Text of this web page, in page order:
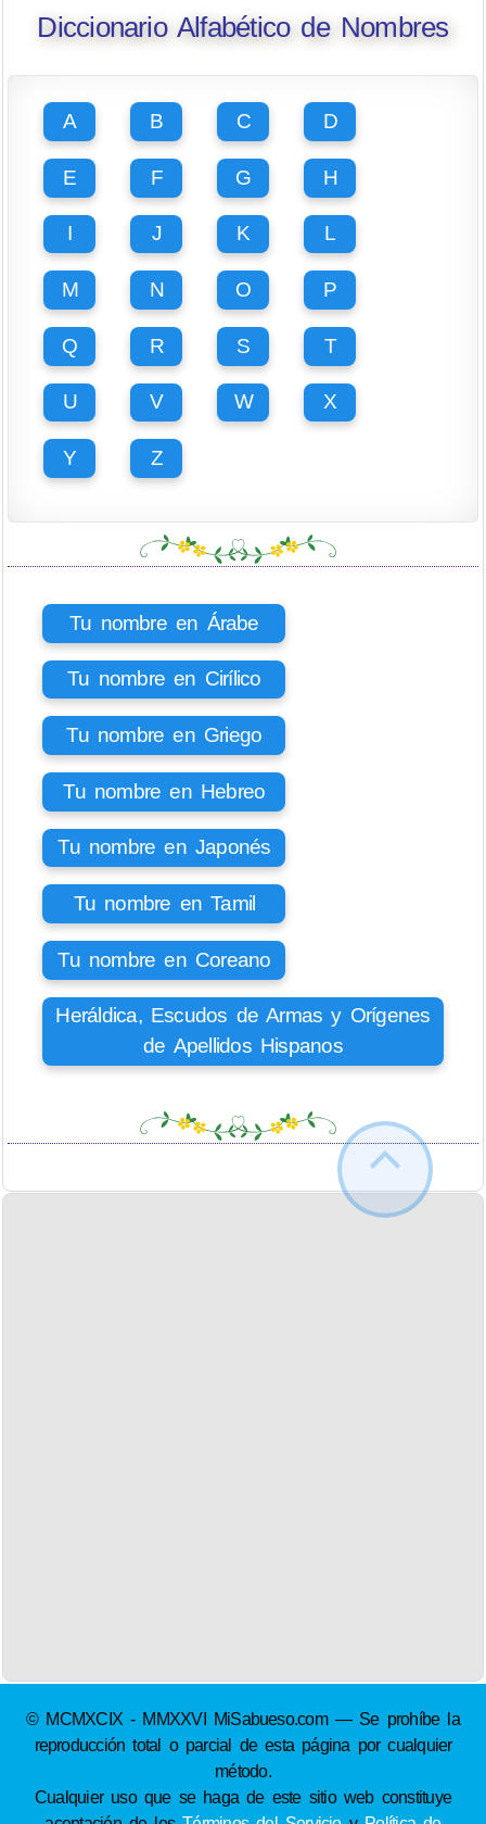
Diccionario Alfabético de Nombres
A B C D
E F G H
I J K L
M N O P
Q R S T
U V W X
Y Z
Tu nombre en Árabe
Tu nombre en Cirílico
Tu nombre en Griego
Tu nombre en Hebreo
Tu nombre en Japonés
Tu nombre en Tamil
Tu nombre en Coreano
Heráldica, Escudos de Armas y Orígenes
de Apellidos Hispanos
© MCMXCIX - MMXXVI MiSabueso.com — Se prohíbe la
reproducción total o parcial de esta página por cualquier
método.
Cualquier uso que se haga de este sitio web constituye